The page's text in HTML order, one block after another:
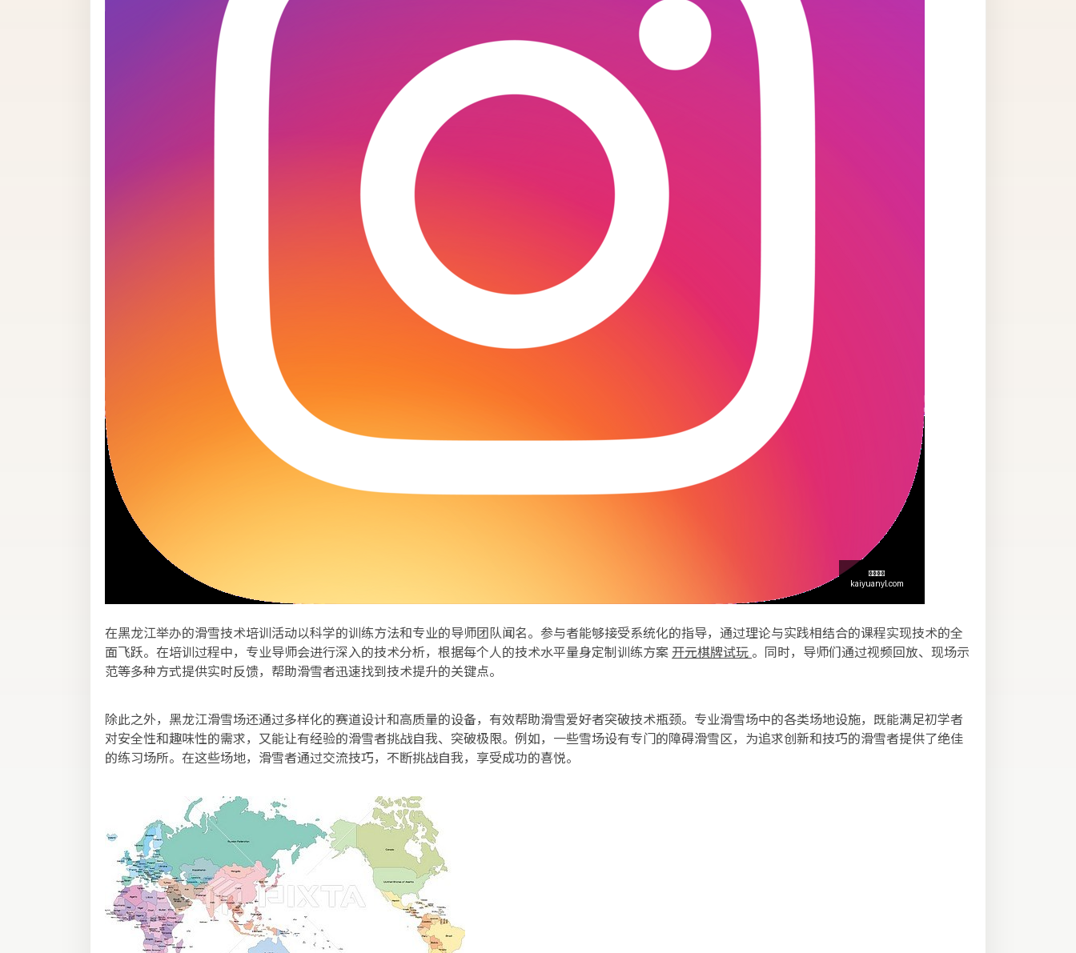
在黑龙江举办的滑雪技术培训活动以科学的训练方法和专业的导师团队闻名。参与者能够接受系统化的指导，通过理论与实践相结合的课程实现技术的全
面飞跃。在培训过程中，专业导师会进行深入的技术分析，根据每个人的技术水平量身定制训练方案 开元棋牌试玩 。同时，导师们通过视频回放、现场示
范等多种方式提供实时反馈，帮助滑雪者迅速找到技术提升的关键点。
除此之外，黑龙江滑雪场还通过多样化的赛道设计和高质量的设备，有效帮助滑雪爱好者突破技术瓶颈。专业滑雪场中的各类场地设施，既能满足初学者
对安全性和趣味性的需求，又能让有经验的滑雪者挑战自我、突破极限。例如，一些雪场设有专门的障碍滑雪区，为追求创新和技巧的滑雪者提供了绝佳
的练习场所。在这些场地，滑雪者通过交流技巧，不断挑战自我，享受成功的喜悦。